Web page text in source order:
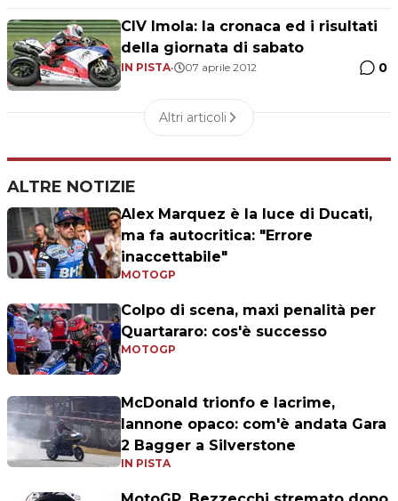
CIV Imola: la cronaca ed i risultati
della giornata di sabato
IN PISTA• 07 aprile 2012 0
Altri articoli
ALTRE NOTIZIE
Alex Marquez è la luce di Ducati,
ma fa autocritica: "Errore
inaccettabile"
MOTOGP
Colpo di scena, maxi penalità per
Quartararo: cos'è successo
MOTOGP
McDonald trionfo e lacrime,
Iannone opaco: com'è andata Gara
2 Bagger a Silverstone
IN PISTA